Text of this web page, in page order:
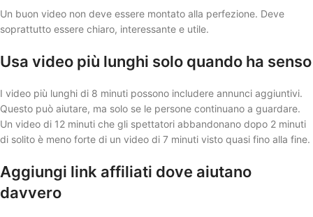
Un buon video non deve essere montato alla perfezione. Deve
soprattutto essere chiaro, interessante e utile.
Usa video più lunghi solo quando ha senso
I video più lunghi di 8 minuti possono includere annunci aggiuntivi.
Questo può aiutare, ma solo se le persone continuano a guardare.
Un video di 12 minuti che gli spettatori abbandonano dopo 2 minuti
di solito è meno forte di un video di 7 minuti visto quasi fino alla fine.
Aggiungi link affiliati dove aiutano
davvero